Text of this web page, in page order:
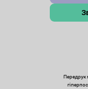
Передрук